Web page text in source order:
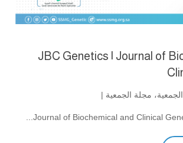
JBC Genetics | Journal of
، مجلة الجمعية |
Journal of Biochemical and Clinical